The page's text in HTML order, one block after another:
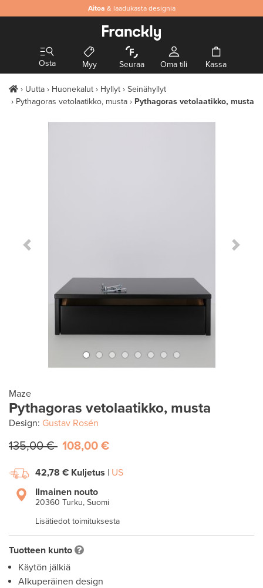
Aitoa & laadukasta designia
Osta Myy Seuraa Oma tili Kassa
Uutta Huonekalut Hyllyt
Seinähyllyt
Pythagoras vetolaatikko, musta
Pythagoras vetolaatikko, musta
Previous Slide Next
Maze
Pythagoras vetolaatikko, musta
Design: Gustav Rosén
135,00 € 108,00 €
42,78 € Kuljetus | US
Ilmainen nouto
20360 Turku, Suomi
Lisätiedot toimituksesta
Tuotteen kunto
Käytön jälkiä
Alkuperäinen design